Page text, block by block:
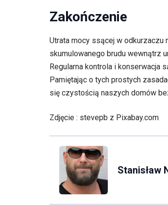
Zakończenie
Utrata mocy ssącej w
skumulowanego brudu wewnątrz
Regularna kontrola i konserwacja
Pamiętając o tych prostych
się czystością naszych domów
Zdjęcie : stevepb z Pixabay.com
Stanisław